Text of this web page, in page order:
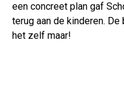
een concreet plan gaf
terug aan de kinderen.
het zelf maar!